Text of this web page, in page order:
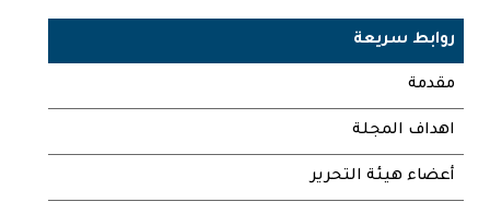
روابط سريعة
مقدمة
اهداف المجلة
أعضاء هيئة التحرير